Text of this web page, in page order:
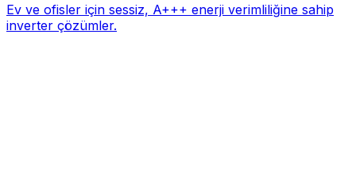
Ev ve ofisler için sessiz, A+++ enerji verimliliğine sahip
inverter çözümler.